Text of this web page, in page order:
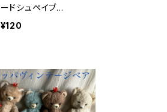
ードシュペイブ
ルとフルヴィー
¥120